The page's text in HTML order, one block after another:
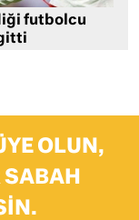
futbolcu
OLUN,
SABAH